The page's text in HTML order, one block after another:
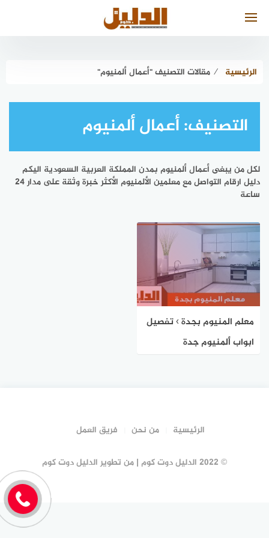
الرئيسية ⁄ مقالات التصنيف "أعمال ألمنيوم"
التصنيف:أعمال ألمنيوم
لكل من يبغى أعمال ألمنيوم بمدن المملكة العربية السعودية اليكم
دليل ارقام التواصل مع معلمين الألمنيوم الأكثر خبرة وثقة على مدار 24
ساعة
معلم المنيوم بجدة › تفصيل
ابواب ألمنيوم جدة
الرئيسية من نحن فريق العمل
© 2022 الدليل دوت كوم | من تطوير الدليل دوت كوم